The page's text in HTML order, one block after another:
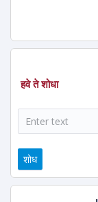
हवे ते शोधा
शोध